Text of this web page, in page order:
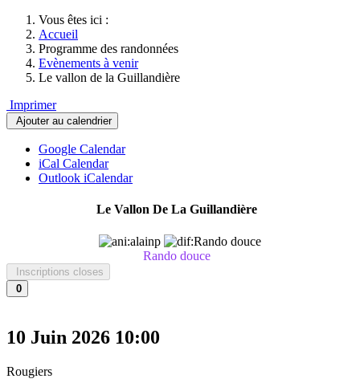
Vous êtes ici :
Accueil
Programme des randonnées
Evènements à venir
Le vallon de la Guillandière
Imprimer
Ajouter au calendrier
Google Calendar
iCal Calendar
Outlook iCalendar
Le Vallon De La Guillandière
Rando douce
Inscriptions closes
0
10 Juin 2026 10:00
Rougiers